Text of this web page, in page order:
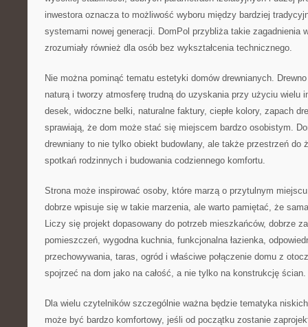
inwestora oznacza to możliwość wyboru między bardziej
systemami nowej generacji. DomPol przybliża takie zagadnienia
zrozumiały również dla osób bez wykształcenia technicznego.
Nie można pominąć tematu estetyki domów drewnianych.
naturą i tworzy atmosferę trudną do uzyskania przy użyciu wielu
desek, widoczne belki, naturalne faktury, ciepłe kolory, zapach
sprawiają, że dom może stać się miejscem bardzo osobistym.
drewniany to nie tylko obiekt budowlany, ale także przestrzeń do
spotkań rodzinnych i budowania codziennego komfortu.
Strona może inspirować osoby, które marzą o przytulnym
dobrze wpisuje się w takie marzenia, ale warto pamiętać, że
Liczy się projekt dopasowany do potrzeb mieszkańców, dobrze
pomieszczeń, wygodna kuchnia, funkcjonalna łazienka,
przechowywania, taras, ogród i właściwe połączenie domu z
spojrzeć na dom jako na całość, a nie tylko na konstrukcję ścian.
Dla wielu czytelników szczególnie ważna będzie tematyka
może być bardzo komfortowy, jeśli od początku zostanie